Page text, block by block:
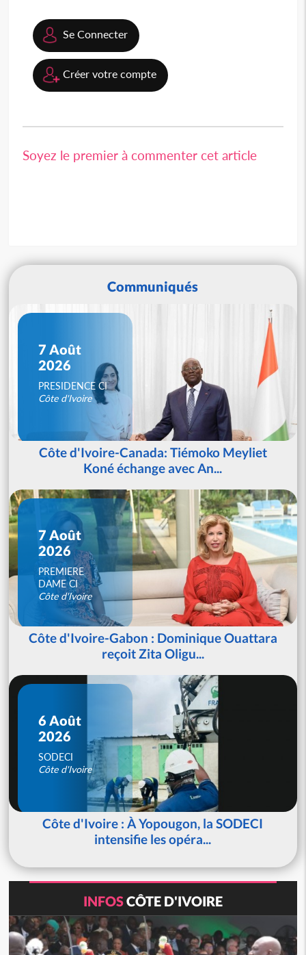
Se Connecter
Créer votre compte
Soyez le premier à commenter cet article
Communiqués
7 Août
2026
PRESIDENCE CI
Côte d'Ivoire
Côte d'Ivoire-Canada: Tiémoko Meyliet
Koné échange avec An...
7 Août
2026
PREMIERE
DAME CI
Côte d'Ivoire
Côte d'Ivoire-Gabon : Dominique Ouattara
reçoit Zita Oligu...
6 Août
2026
SODECI
Côte d'Ivoire
Côte d'Ivoire : À Yopougon, la SODECI
intensifie les opéra...
INFOSCÔTE D'IVOIRE